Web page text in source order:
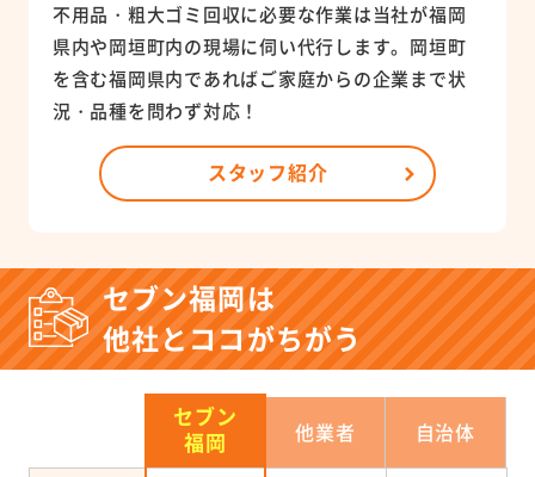
不用品・粗大ゴミ回収に必要な作業は当社が福岡
県内や岡垣町内の現場に伺い代行します。岡垣町
を含む福岡県内であればご家庭からの企業まで状
況・品種を問わず対応！
スタッフ紹介
セブン福岡は
他社とココがちがう
セブン
福岡
他業者 自治体